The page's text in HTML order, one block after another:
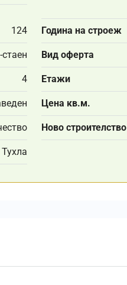
124 Година на строеж
стаен Вид оферта
4 Етажи
Цена кв.м.
Ново строителство
Тухла